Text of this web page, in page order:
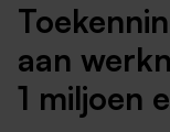
aan
1 miljoen